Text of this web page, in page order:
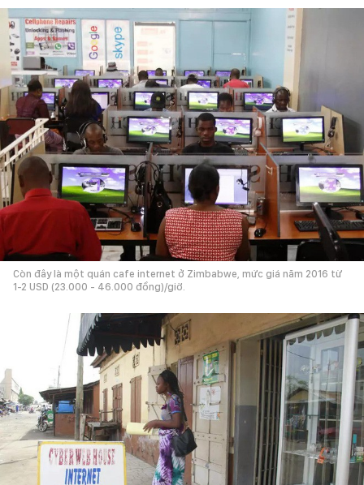
Còn đây là một quán cafe internet ở Zimbabwe, mức giá năm 2016 từ
1-2 USD (23.000 - 46.000 đồng)/giờ.